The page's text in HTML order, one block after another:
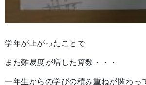
学年が上がったことで
また難易度が増した算数・・・
一年生からの学びの積み重ねが関わっ